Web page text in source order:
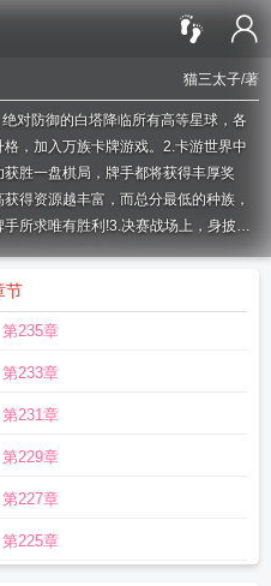
猫三太子/著
对防御的白塔降临所有高等星球，各
，加入万族卡牌游戏。2.卡游世界中
胜一盘棋局，牌手都将获得丰厚奖
得资源越丰富，而总分最低的种族，
所求唯有胜利!3.决赛战场上，身披黑
体，意识飞升体，不死长生种的衬托
罩场地，场地中央面容苍白的青年亮
流，一道金光冲天而起，拈花敛目的
：我佛如来。当磐石巨人如山般的拳
纹路的镇盘轮转沟通星辰，每个星辰
寒冰……一应元素卡组尽数被克制的精
”场地卡：十绝阵。只有一张牌，当然不
登录万族卡牌游戏TXT
录万族卡牌游戏猫三太子
族卡牌游戏TXT百度欢迎登录万族卡
节
第235章
第233章
第231章
第229章
第227章
第225章